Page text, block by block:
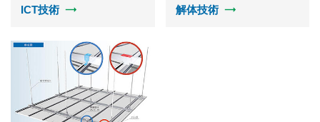
ICT技術 解体技術